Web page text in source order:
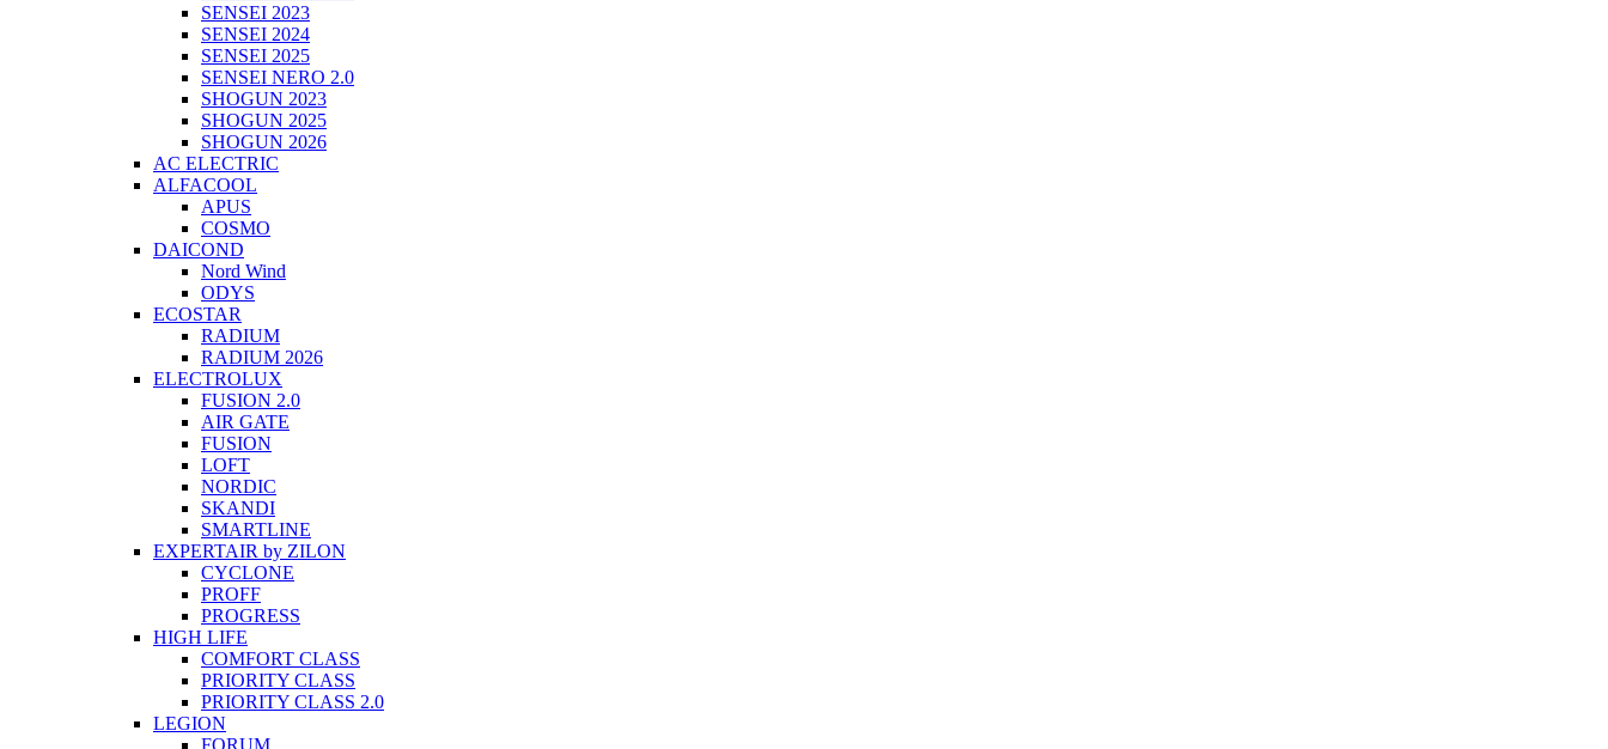
SENSEI 2023
SENSEI 2024
SENSEI 2025
SENSEI NERO 2.0
SHOGUN 2023
SHOGUN 2025
SHOGUN 2026
AC ELECTRIC
ALFACOOL
APUS
COSMO
DAICOND
Nord Wind
ODYS
ECOSTAR
RADIUM
RADIUM 2026
ELECTROLUX
FUSION 2.0
AIR GATE
FUSION
LOFT
NORDIC
SKANDI
SMARTLINE
EXPERTAIR by ZILON
CYCLONE
PROFF
PROGRESS
HIGH LIFE
COMFORT CLASS
PRIORITY CLASS
PRIORITY CLASS 2.0
LEGION
FORUM